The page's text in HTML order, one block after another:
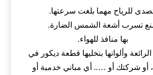
للرياح مهما بلغت سرعتها.
تسرب أشعة الشمس الضارة.
بها منافذ للهواء.
الرائعة وألوانها بتخليها قطعة ديكور في
أو شركتك أو ….. أي مباني خدمية أو